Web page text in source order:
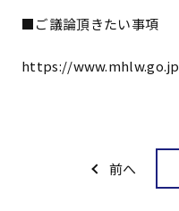
■ご議論頂きたい事項
https://
前へ